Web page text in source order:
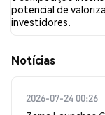
potencial de
investidores.
​​Notícias​​
2026-07-24 00:26